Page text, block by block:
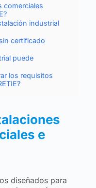
comerciales
industrial
certificado
puede
los requisitos
e
diseñados para